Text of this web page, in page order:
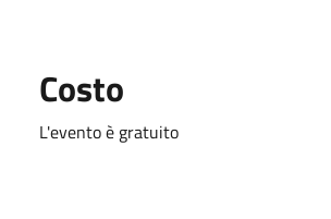
Costo
L'evento è gratuito